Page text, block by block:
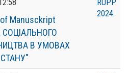
Manusckript
В УМОВАХ
RUPP
2024